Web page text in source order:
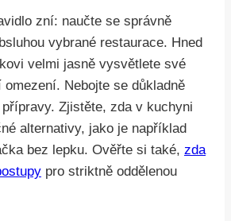
zní: naučte se správně
vybrané restaurace. Hned
velmi jasně vysvětlete své
Nebojte se důkladně
Zjistěte, zda v kuchyni
alternativy, jako je například
bez lepku. Ověřte si také, zda
pro striktně oddělenou